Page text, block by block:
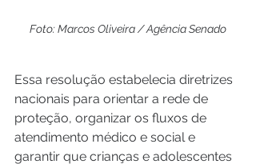
Foto: Marcos Oliveira / Agência Senado
Essa resolução estabelecia diretrizes
nacionais para orientar a rede de
proteção, organizar os fluxos de
atendimento médico e social e
garantir que crianças e adolescentes